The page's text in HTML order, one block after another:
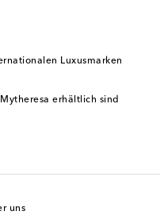
Luxusmarken
erhältlich sind
uns